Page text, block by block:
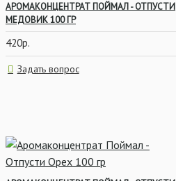
АРОМАКОНЦЕНТРАТ ПОЙМАЛ - ОТПУСТИ
МЕДОВИК 100 ГР
420р.
Задать вопрос